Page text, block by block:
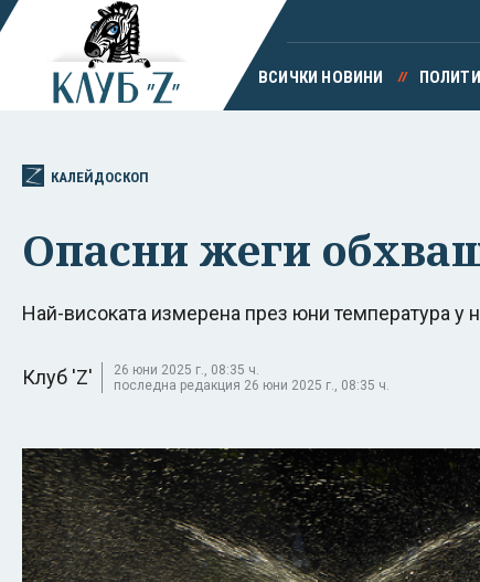
ВСИЧКИ НОВИНИ
КАЛЕЙДОСКОП
Опасни жеги
Най-високата измерена през юни температура у
Клуб 'Z'
26 юни 2025 г., 08:35 ч.
последна редакция 26 юни 2025 г., 08:35 ч.